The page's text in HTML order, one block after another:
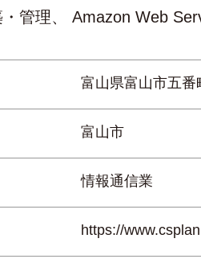
・管理、 Amazon Web
富山県富山市五
富山市
情報通信業
https://